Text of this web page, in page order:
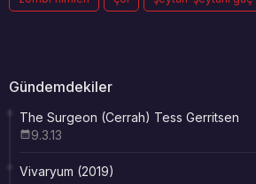
Gündemdekiler
The Surgeon (Cerrah) Tess Gerritsen
9.3.13
Vivaryum (2019)